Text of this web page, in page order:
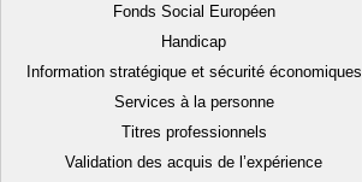
Fonds Social Européen
Handicap
Information stratégique et sécurité économiques
Services à la personne
Titres professionnels
Validation des acquis de l’expérience